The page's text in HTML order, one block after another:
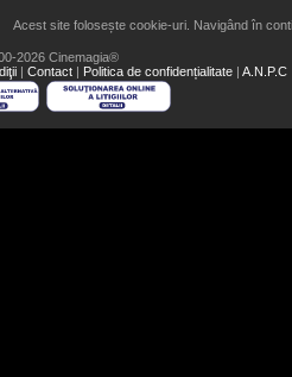
Acest site folosește cookie-uri. Navigând în
2026 Cinemagia®
| Contact | Politica de confidențialitate | A.N.P.C